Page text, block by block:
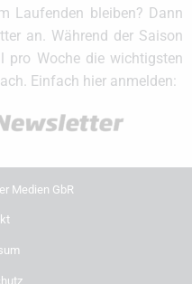
Laufenden bleiben? Dann
an. Während der Saison
pro Woche die wichtigsten
Einfach hier anmelden:
Medien GbR